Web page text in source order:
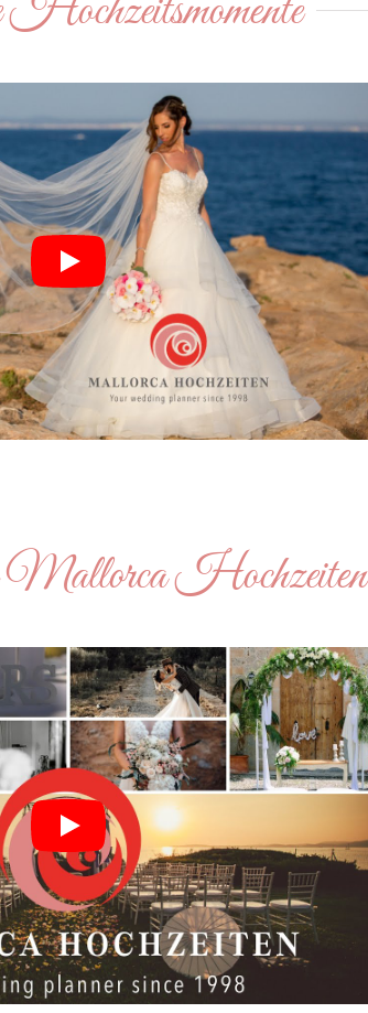
Mallorca Hochzeiten